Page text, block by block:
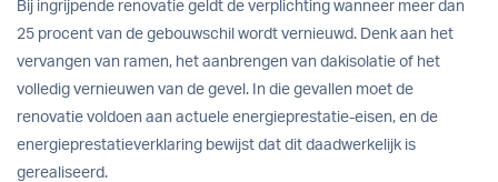
Bij ingrijpende renovatie geldt de verplichting wanneer meer dan
25 procent van de gebouwschil wordt vernieuwd. Denk aan het
vervangen van ramen, het aanbrengen van dakisolatie of het
volledig vernieuwen van de gevel. In die gevallen moet de
renovatie voldoen aan actuele energieprestatie-eisen, en de
energieprestatieverklaring bewijst dat dit daadwerkelijk is
gerealiseerd.